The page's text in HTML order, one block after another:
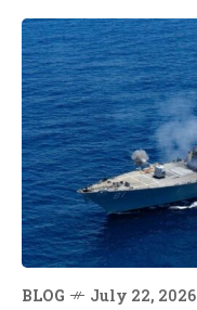
BLOG July 22, 2026